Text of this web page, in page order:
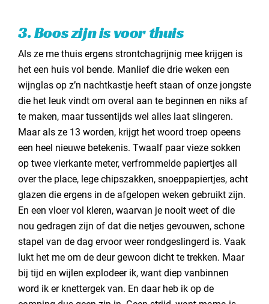
3. Boos zijn is voor thuis
Als ze me thuis ergens strontchagrijnig mee krijgen is
het een huis vol bende. Manlief die drie weken een
wijnglas op z’n nachtkastje heeft staan of onze jongste
die het leuk vindt om overal aan te beginnen en niks af
te maken, maar tussentijds wel alles laat slingeren.
Maar als ze 13 worden, krijgt het woord troep opeens
een heel nieuwe betekenis. Twaalf paar vieze sokken
op twee vierkante meter, verfrommelde papiertjes all
over the place, lege chipszakken, snoeppapiertjes, acht
glazen die ergens in de afgelopen weken gebruikt zijn.
En een vloer vol kleren, waarvan je nooit weet of die
nou gedragen zijn of dat die netjes gevouwen, schone
stapel van de dag ervoor weer rondgeslingerd is. Vaak
lukt het me om de deur gewoon dicht te trekken. Maar
bij tijd en wijlen explodeer ik, want diep vanbinnen
word ik er knettergek van. En daar heb ik op de